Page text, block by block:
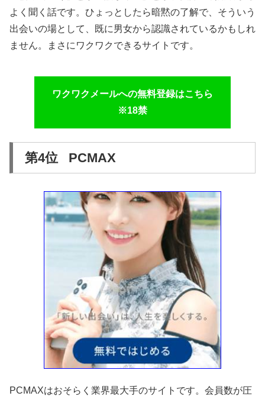
よく聞く話です。ひょっとしたら暗黙の了解で、そういう
出会いの場として、既に男女から認識されているかもしれ
ません。まさにワクワクできるサイトです。
ワクワクメールへの無料登録はこちら
※18禁
第4位 PCMAX
PCMAXはおそらく業界最大手のサイトです。会員数が圧